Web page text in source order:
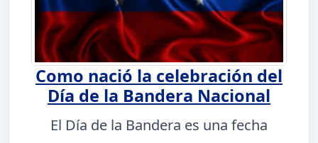
Como nació la celebración del
Día de la Bandera Nacional
El Día de la Bandera es una fecha